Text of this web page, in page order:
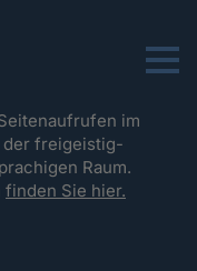
Menu
im
der freigeistig-
Raum.
finden Sie hier.